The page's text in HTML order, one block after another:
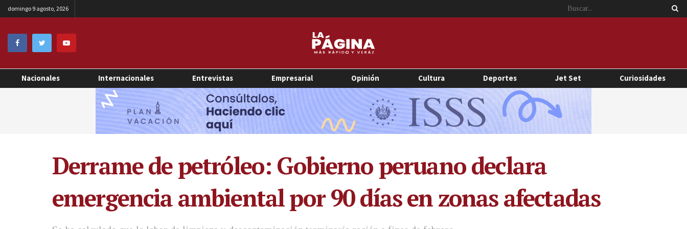
domingo 9 agosto, 2026
Nacionales Internacionales Entrevistas Empresarial Opinión Cultura Deportes Jet Set Curiosidades
Derrame de petróleo: Gobierno peruano declara
emergencia ambiental por 90 días en zonas afectadas